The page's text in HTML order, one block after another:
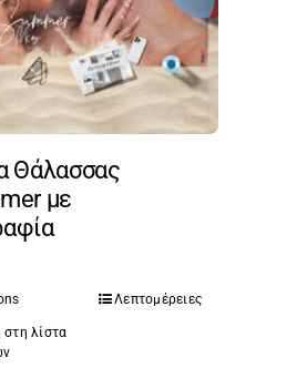
Θάλασσας
με
Λεπτομέρειες
λίστα